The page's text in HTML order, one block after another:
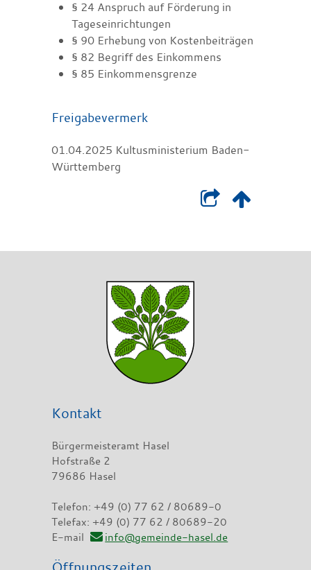
§ 24 Anspruch auf Förderung in
Tageseinrichtungen
§ 90 Erhebung von Kostenbeiträgen
§ 82 Begriff des Einkommens
§ 85 Einkommensgrenze
Freigabevermerk
01.04.2025 Kultusministerium Baden-
Württemberg
Kontakt
Bürgermeisteramt Hasel
Hofstraße 2
79686 Hasel
Telefon: +49 (0) 77 62 / 80689-0
Telefax: +49 (0) 77 62 / 80689-20
E-mail
info@gemeinde-hasel.de